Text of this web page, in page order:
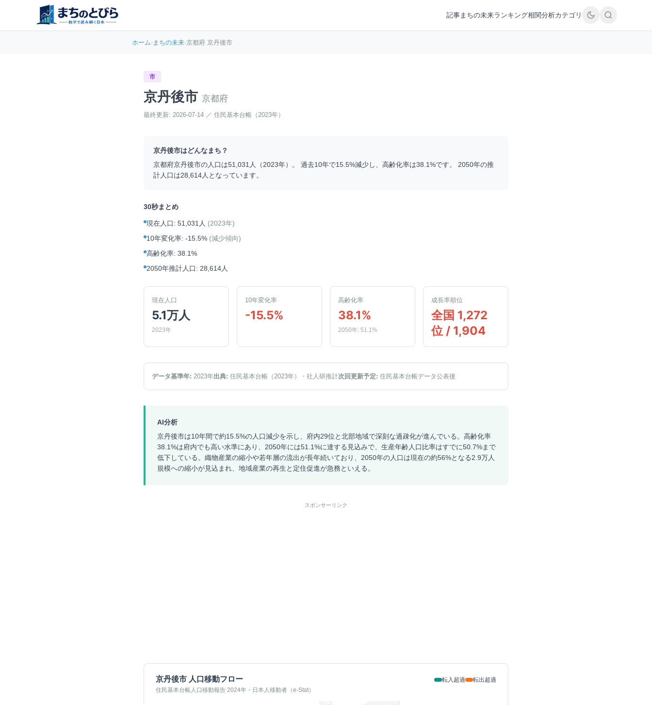
記事まちの未来ランキング相関分析カテゴリ
ホーム›まちの未来›京都府 京丹後市
市
京丹後市 京都府
最終更新: 2026-07-14 ／ 住民基本台帳（2023年）
京丹後市はどんなまち？
京都府京丹後市の人口は51,031 人（2023年）。 過去10年で15.5%減少し、高齢化率は38.1%です。 2050年の推
計人口は28,614人となっています。
30秒まとめ
現在人口: 51,031人 (2023年)
10年変化率: -15.5% (減少傾向)
高齢化率: 38.1%
2050年推計人口: 28,614人
現在人口
5.1万人
2023年
10年変化率
-15.5%
高齢化率
38.1%
2050年: 51.1%
成長率順位
全国 1,272
位 / 1,904
データ基準年: 2023年出典: 住民基本台帳（2023年） ・社人研推計次回更新予定: 住民基本台帳データ公表後
AI分析
京丹後市は10年間で約15.5%の人口減少を示し、府内29位と北部地域で深刻な過疎化が進んでいる。高齢化率
38.1%は府内でも高い水準にあり、2050年には51.1%に達する見込みで、生産年齢人口比率はすでに50.7%まで
低下している。織物産業の縮小や若年層の流出が長年続いており、2050年の人口は現在の約56%となる2.9万人
規模への縮小が見込まれ、地域産業の再生と定住促進が急務といえる。
スポンサーリンク
京丹後市 人口移動フロー
住民基本台帳人口移動報告 2024年・日本人移動者（e-Stat）
転入超過 転出超過